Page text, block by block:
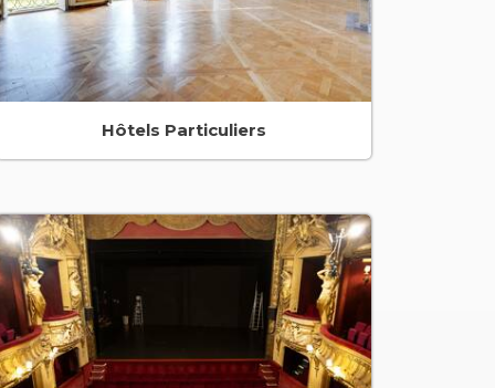
Hôtels Particuliers